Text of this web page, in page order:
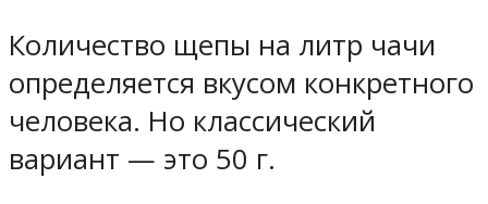
Количество щепы на литр чачи
определяется вкусом конкретного
человека. Но классический
вариант — это 50 г.